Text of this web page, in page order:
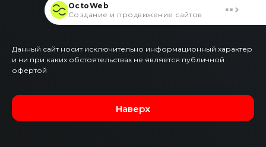
Данный сайт носит исключительно информационный характер
и ни при каких обстоятельствах не является публичной
офертой
Наверх
OctoWeb
Создание и продвижение сайтов